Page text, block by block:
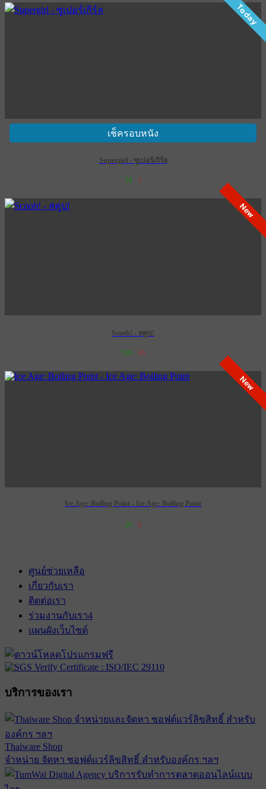
Today
เช็ครอบหนัง
Supergirl - ซูเปอร์เกิร์ล
54 1
New
Scoob! - สคูบ!
516 16
New
Ice Age: Boiling Point - Ice Age: Boiling Point
29 0
ศูนย์ช่วยเหลือ
เกี่ยวกับเรา
ติดต่อเรา
ร่วมงานกับเรา4
แผนผังเว็บไซต์
บริการของเรา
Thaiware Shop
จำหน่าย จัดหา ซอฟต์แวร์ลิขสิทธิ์ สำหรับองค์กร ฯลฯ